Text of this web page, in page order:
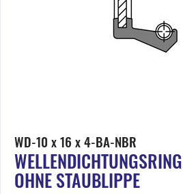
WD-10 x 16 x 4-BA-NBR
OHNE STAUBLIPPE